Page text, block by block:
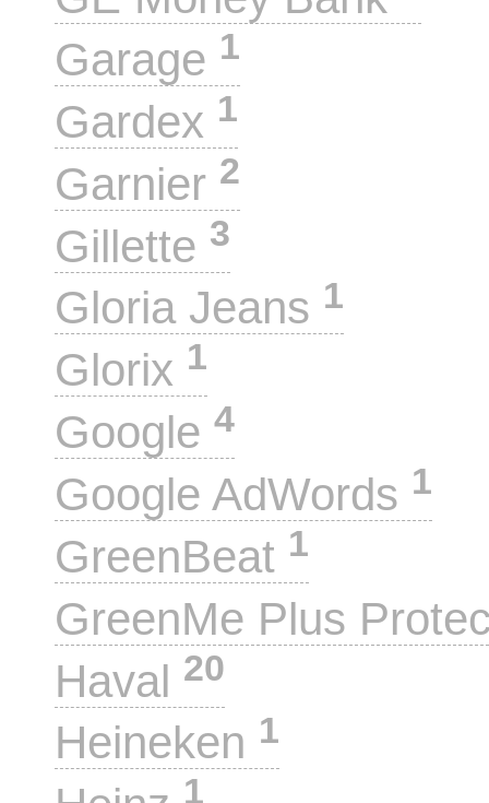
Garage 1
Gardex 1
Garnier 2
Gillette 3
Gloria Jeans 1
Glorix 1
Google 4
Google AdWords 1
GreenBeat 1
GreenMe Plus
Haval 20
Heineken 1
1